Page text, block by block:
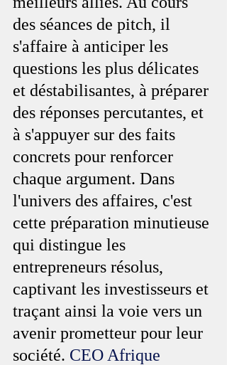
des séances de pitch, il
s'affaire à anticiper les
questions les plus délicates
et déstabilisantes, à préparer
des réponses percutantes, et
à s'appuyer sur des faits
concrets pour renforcer
chaque argument. Dans
l'univers des affaires, c'est
cette préparation minutieuse
qui distingue les
entrepreneurs résolus,
captivant les investisseurs et
traçant ainsi la voie vers un
avenir prometteur pour leur
société. CEO Afrique